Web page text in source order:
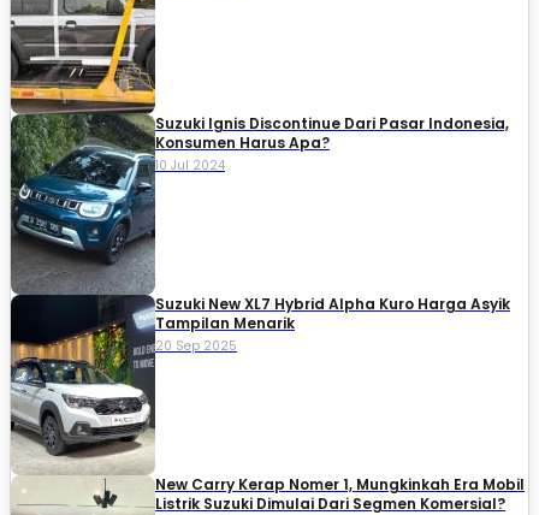
Suzuki Ignis Discontinue Dari Pasar Indonesia,
Konsumen Harus Apa?
10 Jul 2024
Suzuki New XL7 Hybrid Alpha Kuro Harga Asyik
Tampilan Menarik
20 Sep 2025
New Carry Kerap Nomer 1, Mungkinkah Era Mobil
Listrik Suzuki Dimulai Dari Segmen Komersial?